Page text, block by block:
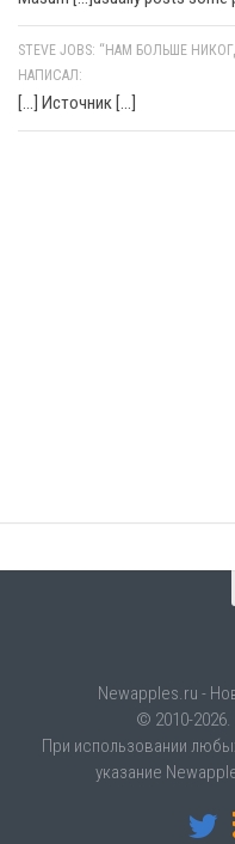
STEVE JOBS: “НАМ БОЛЬШЕ
НАПИСАЛ:
[…] Источник […]
Newapples.ru -
© 2010-
При использовании
указание